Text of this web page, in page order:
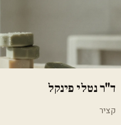
ד"ר נטלי פינקל
קציר